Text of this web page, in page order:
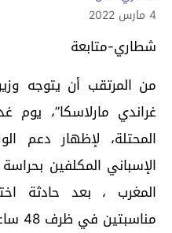
4 مارس 2022
شطاري-متابعة
من المرتقب أن يتوجه
غراندي مارلاسكا”، يوم
المحتلة، لإظهار دعم
الإسباني المكلفين
المغرب ، بعد حادثة
مناسبتين في ظرف 48 ساعة الأخيرة.